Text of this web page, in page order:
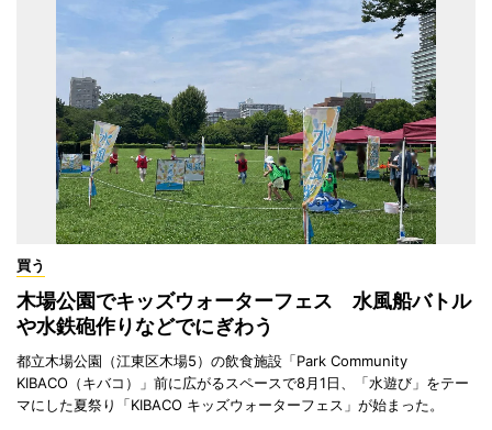
買う
木場公園でキッズウォーターフェス 水風船バトル
や水鉄砲作りなどでにぎわう
都立木場公園（江東区木場5）の飲食施設「Park Community
KIBACO（キバコ）」前に広がるスペースで8月1日、「水遊び」をテー
マにした夏祭り「KIBACO キッズウォーターフェス」が始まった。